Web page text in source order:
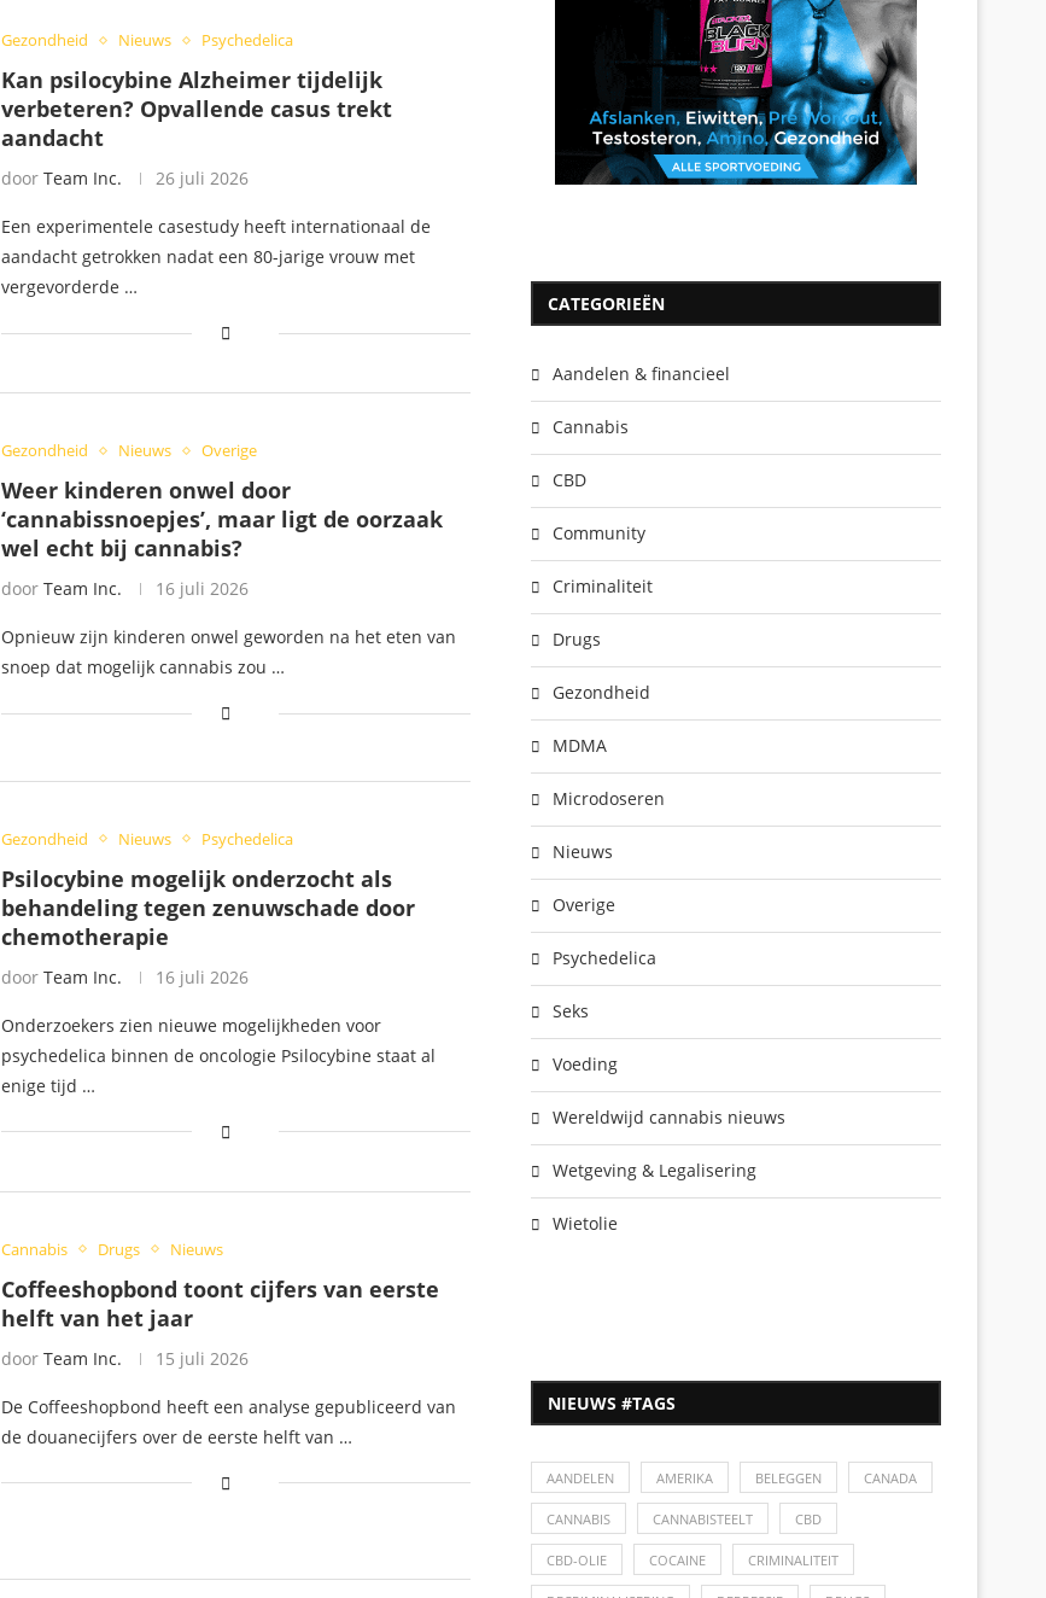
Gezondheid Nieuws Psychedelica
Kan psilocybine Alzheimer tijdelijk
verbeteren? Opvallende casus trekt
aandacht
door Team Inc. 26 juli 2026
Een experimentele casestudy heeft internationaal de
aandacht getrokken nadat een 80-jarige vrouw met
vergevorderde …
Gezondheid Nieuws Overige
Weer kinderen onwel door
‘cannabissnoepjes’, maar ligt de oorzaak
wel echt bij cannabis?
door Team Inc. 16 juli 2026
Opnieuw zijn kinderen onwel geworden na het eten van
snoep dat mogelijk cannabis zou …
Gezondheid Nieuws Psychedelica
Psilocybine mogelijk onderzocht als
behandeling tegen zenuwschade door
chemotherapie
door Team Inc. 16 juli 2026
Onderzoekers zien nieuwe mogelijkheden voor
psychedelica binnen de oncologie Psilocybine staat al
enige tijd …
Cannabis Drugs Nieuws
Coffeeshopbond toont cijfers van eerste
helft van het jaar
door Team Inc. 15 juli 2026
De Coffeeshopbond heeft een analyse gepubliceerd van
de douanecijfers over de eerste helft van …
CATEGORIEËN
Aandelen & financieel
Cannabis
CBD
Community
Criminaliteit
Drugs
Gezondheid
MDMA
Microdoseren
Nieuws
Overige
Psychedelica
Seks
Voeding
Wereldwijd cannabis nieuws
Wetgeving & Legalisering
Wietolie
NIEUWS #TAGS
AANDELEN AMERIKA BELEGGEN CANADA
CANNABIS CANNABISTEELT CBD
CBD-OLIE COCAINE CRIMINALITEIT